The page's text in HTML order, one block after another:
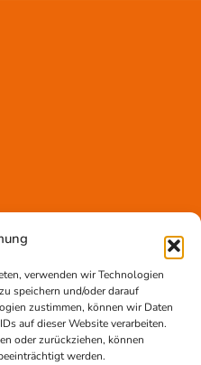
verwenden wir Technologien
speichern und/oder darauf
zustimmen, können wir Daten
auf dieser Website verarbeiten.
oder zurückziehen, können
werden.